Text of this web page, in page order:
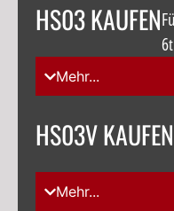
HS03 KAUFEN
6t
Mehr...
HS03V KAUFEN
Mehr...